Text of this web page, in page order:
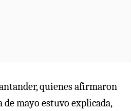
quienes afirmaron
de mayo estuvo explicada,